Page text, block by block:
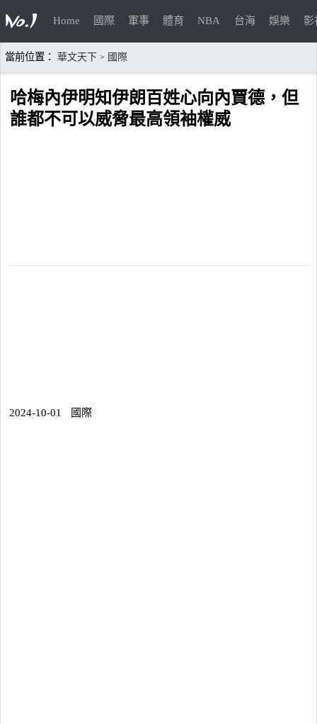
Home 國際 軍事 體育 NBA 台海 娛樂 影
當前位置： 華文天下 > 國際
哈梅內伊明知伊朗百姓心向內賈德，但
誰都不可以威脅最高領袖權威
2024-10-01 國際